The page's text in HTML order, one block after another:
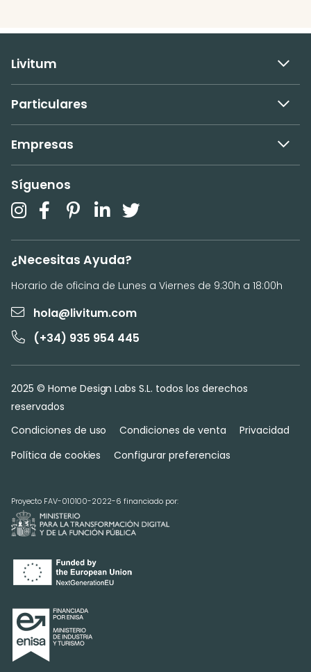
Livitum
Particulares
Empresas
Síguenos
¿Necesitas Ayuda?
Horario de oficina de Lunes a Viernes de 9:30h a 18:00h
hola@livitum.com
(+34) 935 954 445
2025 © Home Design Labs S.L. todos los derechos
reservados
Condiciones de uso
Condiciones de venta
Privacidad
Política de cookies
Configurar preferencias
Proyecto FAV-010100-2022-6 financiado por: